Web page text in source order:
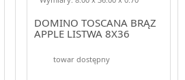
DOMINO TOSCANA BRĄZ
APPLE LISTWA 8X36
towar dostępny